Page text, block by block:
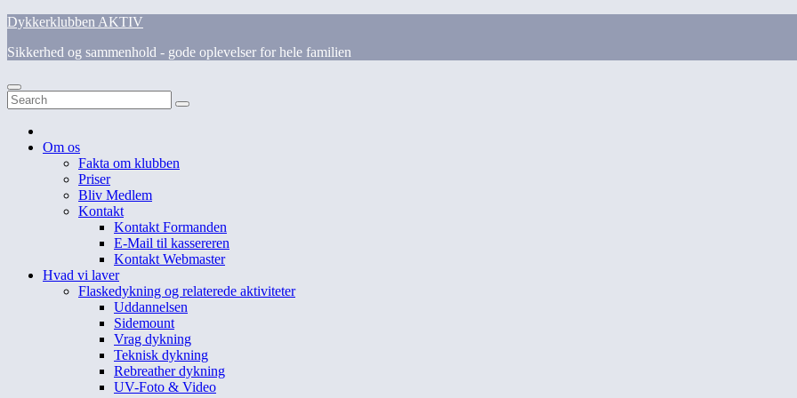
Skip
content
Dykkerklubben AKTIV
Sikkerhed og sammenhold - gode oplevelser for hele familien
Om os
Fakta om klubben
Priser
Bliv Medlem
Kontakt
Kontakt Formanden
E-Mail til kassereren
Kontakt Webmaster
Hvad vi laver
Flaskedykning og relaterede aktiviteter
Uddannelsen
Sidemount
Vrag dykning
Teknisk dykning
Rebreather dykning
UV-Foto & Video